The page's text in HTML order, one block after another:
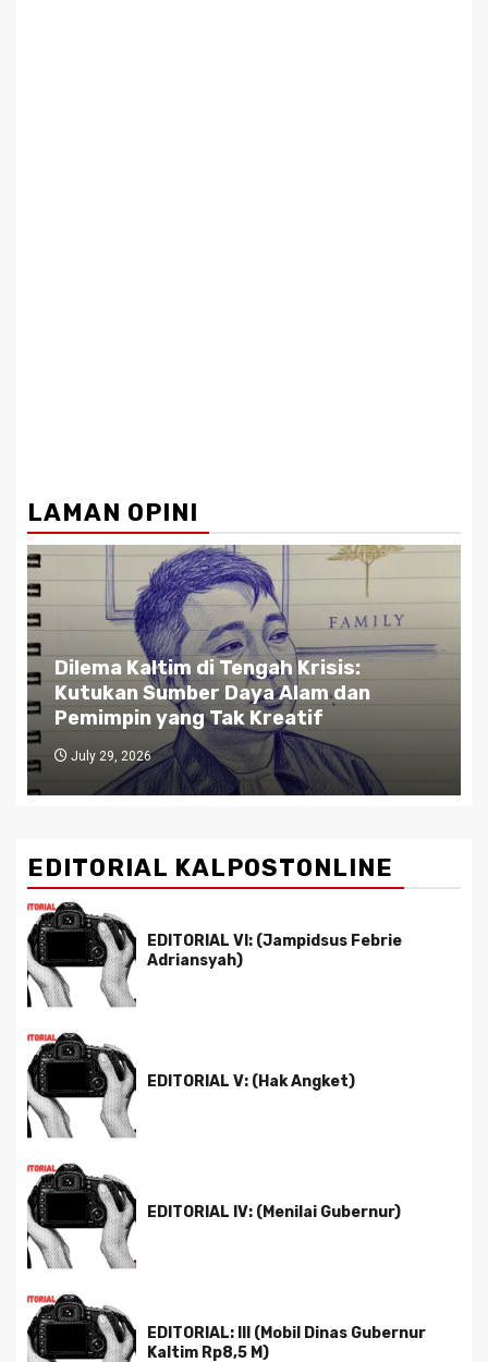
LAMAN OPINI
Gubernur Kaltim di Persimpangan
Jalan: Antara Bisnis dan Rakyat,
Antara Etika dan Kekuasaan
July 27, 2026
EDITORIAL KALPOSTONLINE
EDITORIAL VI: (Jampidsus Febrie
Adriansyah)
EDITORIAL V: (Hak Angket)
EDITORIAL IV: (Menilai Gubernur)
EDITORIAL: III (Mobil Dinas Gubernur
Kaltim Rp8,5 M)